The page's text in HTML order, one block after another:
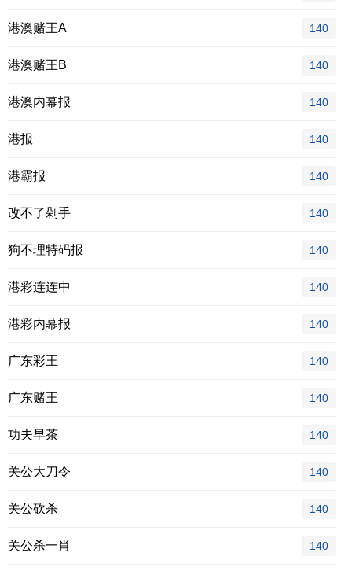
港澳赌王A 140
港澳赌王B 140
港澳内幕报 140
港报 140
港霸报 140
改不了剁手 140
狗不理特码报 140
港彩连连中 140
港彩内幕报 140
广东彩王 140
广东赌王 140
功夫早茶 140
关公大刀令 140
关公砍杀 140
关公杀一肖 140